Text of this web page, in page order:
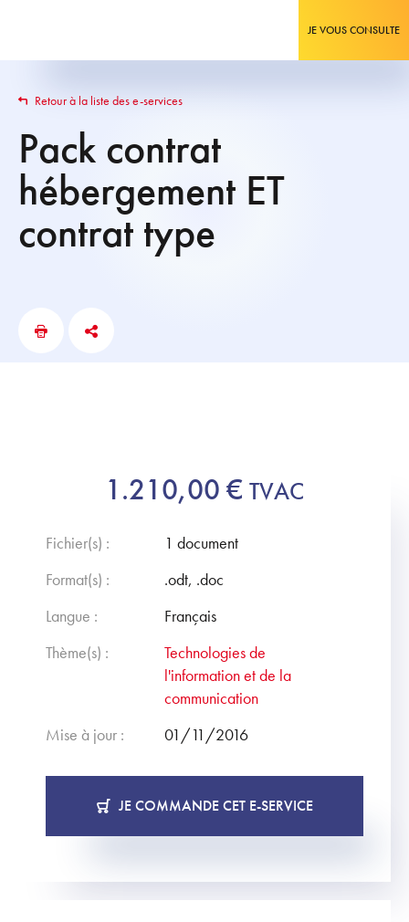
JE VOUS CONSULTE
Retour à la liste des e-services
Pack contrat
hébergement ET
contrat type
1.210,00€ TVAC
Fichier(s) :
1 document
Format(s) :
.odt, .doc
Langue :
Français
Thème(s) :
Technologies de
l'information et de la
communication
Mise à jour :
01/11/2016
JE COMMANDE CET E-SERVICE